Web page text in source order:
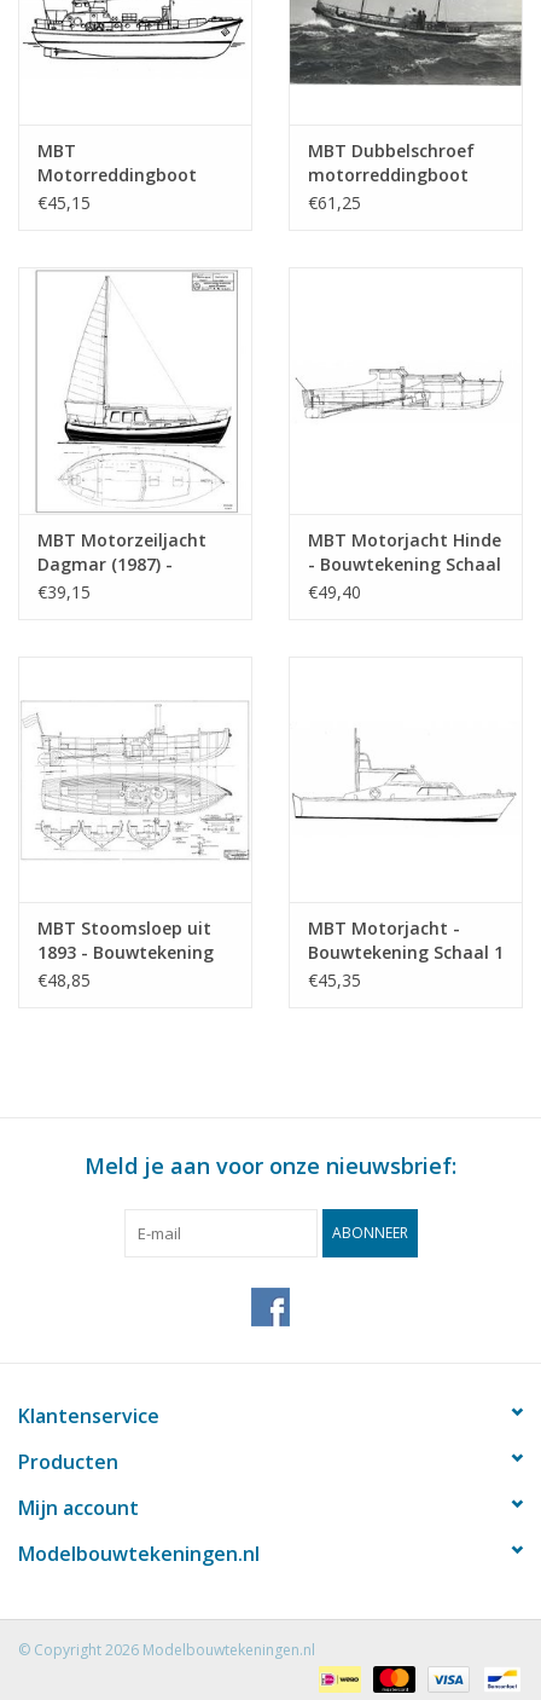
MBT
Motorreddingboot
Stoltera (1953) -
Bouwtekening Schaal 1
: 25 (16.17.002)
€45,15
MBT Dubbelschroef
motorreddingboot
Twenthe (1942) -
€61,25
MBT Motorzeiljacht
Dagmar (1987) -
Bouwtekening Schaal 1
€39,15
MBT Motorjacht Hinde
- Bouwtekening Schaal
1 : 10 (10.16.022)
€49,40
MBT Stoomsloep uit
1893 - Bouwtekening
Schaal 1 : 8 (10.16.020)
€48,85
MBT Motorjacht -
Bouwtekening Schaal 1
: N/A (10.16.023)
€45,35
Meld je aan voor onze nieuwsbrief:
ABONNEER
Klantenservice
Producten
Mijn account
Modelbouwtekeningen.nl
© Copyright 2026 Modelbouwtekeningen.nl